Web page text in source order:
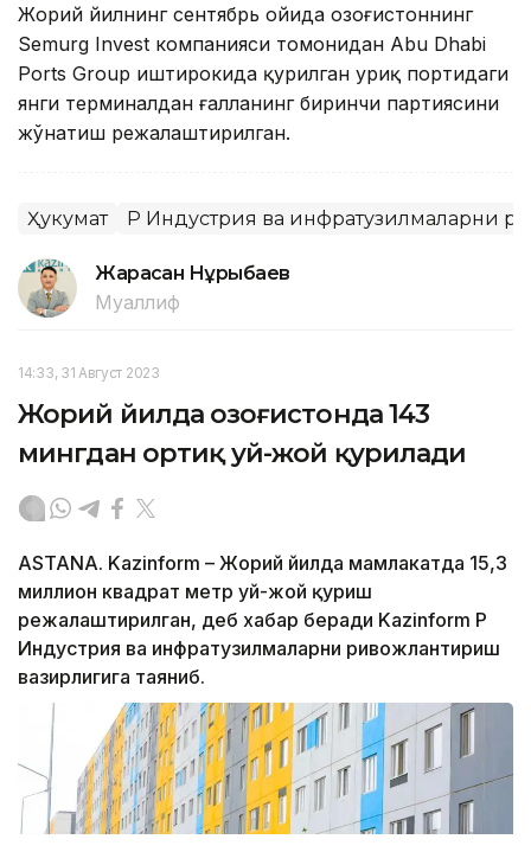
Жорий йилнинг сентябрь ойида Қозоғистоннинг
Semurg Invest компанияси томонидан Abu Dhabi
Ports Group иштирокида қурилган Қуриқ портидаги
янги терминалдан ғалланинг биринчи партиясини
жўнатиш режалаштирилган.
Ҳукумат ҚР Индустрия ва инфратузилмаларни
Жарасқан Нұрыбаев
Муаллиф
14:33, 31 Август 2023
Жорий йилда Қозоғистонда 143
мингдан ортиқ уй-жой қурилади
ASTANA. Kazinform – Жорий йилда мамлакатда 15,3
миллион квадрат метр уй-жой қуриш
режалаштирилган, деб хабар беради Kazinform ҚР
Индустрия ва инфратузилмаларни ривожлантириш
вазирлигига таяниб.